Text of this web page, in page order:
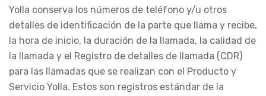
Yolla conserva los números de teléfono y/u otros
detalles de identificación de la parte que llama y recibe,
la hora de inicio, la duración de la llamada, la calidad de
la llamada y el Registro de detalles de llamada (CDR)
para las llamadas que se realizan con el Producto y
Servicio Yolla. Estos son registros estándar de la